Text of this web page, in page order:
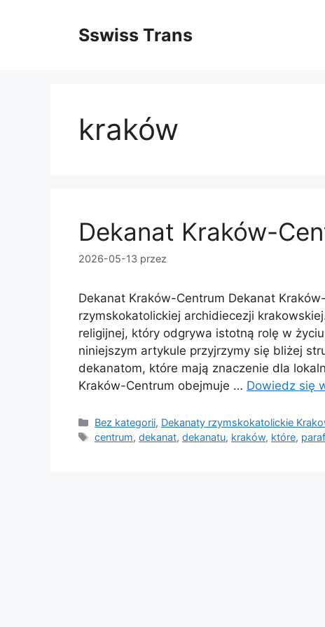
Sswiss Trans
kraków
Dekanat Kraków-
2026-05-13 przez
Dekanat Kraków-Centrum Dekanat
rzymskokatolickiej archidiecezji
religijnej, który odgrywa istotną rolę w
niniejszym artykule przyjrzymy się bliżej
dekanatom, które mają znaczenie dla
Kraków-Centrum obejmuje … Dowiedz się
Kategorie
Bez kategorii, Dekanaty rzymskokatolickie
Tagi
centrum,dekanat,dekanatu, kraków, które,